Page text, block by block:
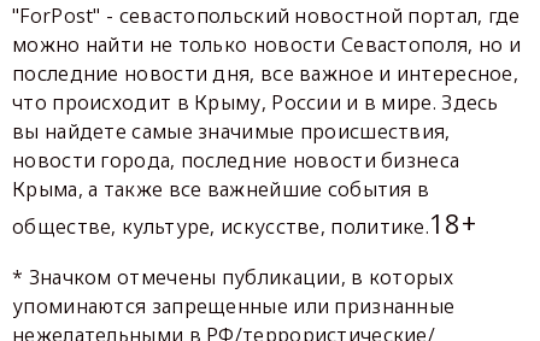
"ForPost" - севастопольский новостной портал, где
можно найти не только новости Севастополя, но и
последние новости дня, все важное и интересное,
что происходит в Крыму, России и в мире. Здесь
вы найдете самые значимые происшествия,
новости города, последние новости бизнеса
Крыма, а также все важнейшие события в
обществе, культуре, искусстве, политике.18+
* Значком отмечены публикации, в которых
упоминаются запрещенные или признанные
нежелательными в РФ/террористические/